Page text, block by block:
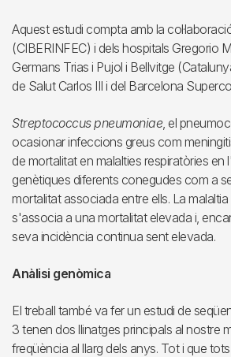
Aquest estudi compta amb la
(CIBERINFEC) i dels hospitals Gregorio
Germans Trias i Pujol i Bellvitge
de Salut Carlos III i del Barcelona
Streptococcus pneumoniae, el
ocasionar infeccions greus com
de mortalitat en malalties respiratòries
genètiques diferents conegudes com a
mortalitat associada entre ells. La
s'associa a una mortalitat elevada i,
seva incidència continua sent elevada.
Anàlisi genòmica
El treball també va fer un estudi de
3 tenen dos llinatges principals al nostre
freqüència al llarg dels anys. Tot i que